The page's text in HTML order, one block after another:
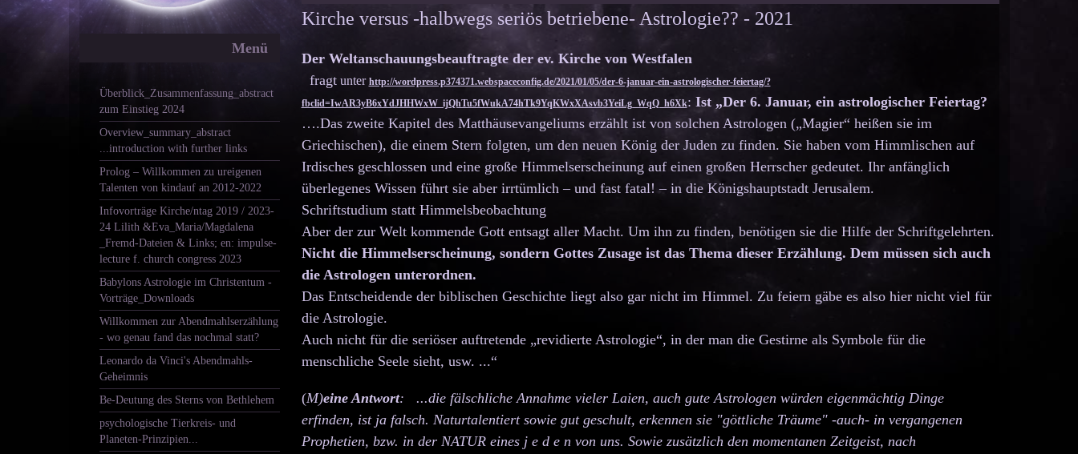
Menü
Überblick_Zusammenfassung_abstract
zum Einstieg 2024
Overview_summary_abstract
...introduction with further links
Prolog – Willkommen zu ureigenen
Talenten von kindauf an 2012-2022
Infovorträge Kirche/ntag 2019 / 2023-
24 Lilith &Eva_Maria/Magdalena
_Fremd-Dateien & Links; en: impulse-
lecture f. church congress 2023
Babylons Astrologie im Christentum -
Vorträge_Downloads
Willkommen zur Abendmahlserzählung
- wo genau fand das nochmal statt?
Leonardo da Vinci's Abendmahls-
Geheimnis
Be-Deutung des Sterns von Bethlehem
psychologische Tierkreis- und
Planeten-Prinzipien...
Kirche versus -halbwegs seriös betriebene- Astrologie?? - 2021
Der Weltanschauungsbeauftragte der ev. Kirche von Westfalen
fragtunter http://wordpress.p374371.webspaceconfig.de/2021/01/05/der-6-januar-ein-astrologischer-feiertag/?
fbclid=IwAR3yB6xYdJHHWxW_ijQhTu5fWukA74hTk9YqKWxXAsvb3YeiLg_WqQ_h6Xk: Ist „Der 6. Januar, ein astrologischer Feiertag?
….Das zweite Kapitel des Matthäusevangeliums erzählt ist von solchen Astrologen („Magier“ heißen sie im
Griechischen), die einem Stern folgten, um den neuen König der Juden zu finden. Sie haben vom Himmlischen auf
Irdisches geschlossen und eine große Himmelserscheinung auf einen großen Herrscher gedeutet. Ihr anfänglich
überlegenes Wissen führt sie aber irrtümlich – und fast fatal! – in die Königshaupt­stadt Jerusalem.
Schriftstudium statt Himmelsbeobachtung
Aber der zur Welt kommende Gott entsagt aller Macht. Um ihn zu finden, benötigen sie die Hilfe der Schriftgelehrten.
Nicht die Himmelserscheinung, sondern Gottes Zusage ist das Thema dieser Erzählung. Dem müssen sich auch
die Astrologen unterordnen.
Das Entscheidende der biblischen Geschichte liegt also gar nicht im Himmel. Zu feiern gäbe es also hier nicht viel für
die Astrologie.
Auch nicht für die seriöser auftretende „revidierte Astrologie“, in der man die Gestirne als Symbole für die
menschliche Seele sieht, usw. ...“
(M)eine Antwort: ...die fälschliche Annahme vieler Laien, auch gute Astrologen würden eigenmächtig Dinge
erfinden, ist ja falsch. Naturtalentiert sowie gut geschult, erkennen sie "göttliche Träume" -auch- in vergangenen
Prophetien, bzw. in der NATUR eines j e d e n von uns. Sowie zusätzlich den momentanen Zeitgeist, nach